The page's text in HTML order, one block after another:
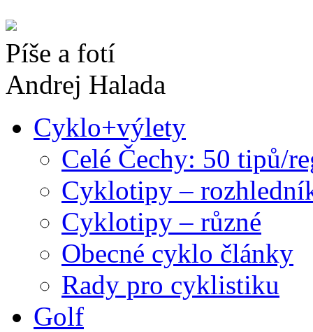
Píše a fotí
Andrej Halada
Cyklo+výlety
Celé Čechy: 50 tipů/
Cyklotipy –
Cyklotipy – různé
Obecné cyklo články
Rady pro cyklistiku
Golf